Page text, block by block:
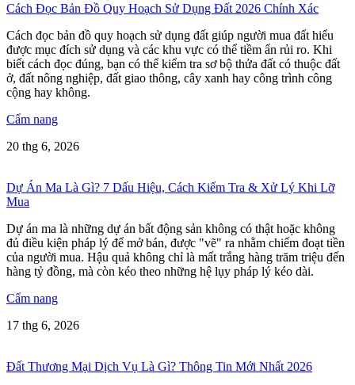
Cách Đọc Bản Đồ Quy Hoạch Sử Dụng Đất 2026 Chính Xác
Cách đọc bản đồ quy hoạch sử dụng đất giúp người mua đất hiểu
được mục đích sử dụng và các khu vực có thể tiềm ẩn rủi ro. Khi
biết cách đọc đúng, bạn có thể kiểm tra sơ bộ thửa đất có thuộc đất
ở, đất nông nghiệp, đất giao thông, cây xanh hay công trình công
cộng hay không.
Cẩm nang
20 thg 6, 2026
Dự Án Ma Là Gì? 7 Dấu Hiệu, Cách Kiểm Tra & Xử Lý Khi Lỡ
Mua
Dự án ma là những dự án bất động sản không có thật hoặc không
đủ điều kiện pháp lý để mở bán, được "vẽ" ra nhằm chiếm đoạt tiền
của người mua. Hậu quả không chỉ là mất trắng hàng trăm triệu đến
hàng tỷ đồng, mà còn kéo theo những hệ lụy pháp lý kéo dài.
Cẩm nang
17 thg 6, 2026
Đất Thương Mại Dịch Vụ Là Gì? Thông Tin Mới Nhất 2026